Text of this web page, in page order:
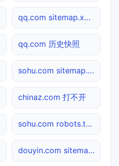
qq.com sitemap.xml检测
qq.com 历史快照
sohu.com sitemap.xml检测
chinaz.com 打不开
sohu.com robots.txt检测
douyin.com sitemap.xml检测